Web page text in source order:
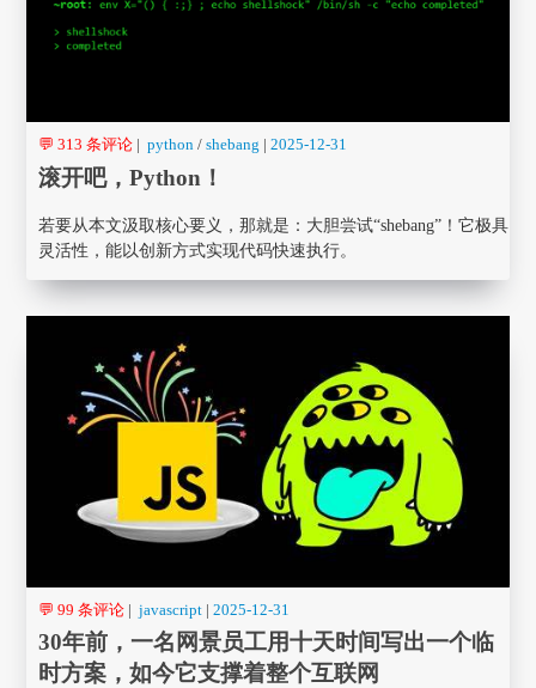
💬 313 条评论 | python / shebang |2025-12-31
滚开吧，Python！
若要从本文汲取核心要义，那就是：大胆尝试“shebang”！它极具
灵活性，能以创新方式实现代码快速执行。
💬 99 条评论 | javascript |2025-12-31
30年前，一名网景员工用十天时间写出一个临
时方案，如今它支撑着整个互联网